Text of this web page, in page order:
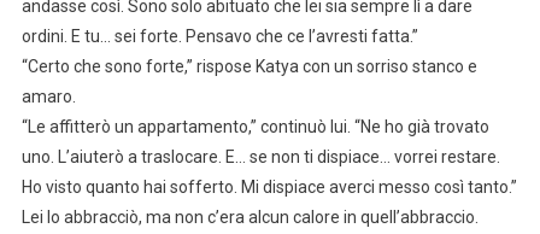
andasse così. Sono solo abituato che lei sia sempre lì a dare
ordini. E tu… sei forte. Pensavo che ce l’avresti fatta.”
“Certo che sono forte,” rispose Katya con un sorriso stanco e
amaro.
“Le affitterò un appartamento,” continuò lui. “Ne ho già trovato
uno. L’aiuterò a traslocare. E… se non ti dispiace… vorrei restare.
Ho visto quanto hai sofferto. Mi dispiace averci messo così tanto.”
Lei lo abbracciò, ma non c’era alcun calore in quell’abbraccio.